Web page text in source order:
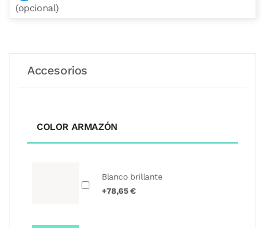
(opcional)
Accesorios
COLOR ARMAZÓN
Blanco brillante
+78,65 €